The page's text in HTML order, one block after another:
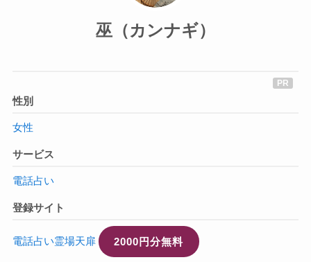
巫（カンナギ）
性別
女性
サービス
電話占い
登録サイト
電話占い霊場天扉 2000円分無料